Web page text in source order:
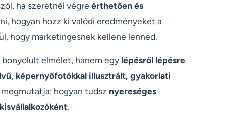
ha szeretnél végre érthetően és
hogyan hozz ki valódi eredményeket a
hogy marketingesnek kellene lenned.
elmélet, hanem egy lépésről lépésre
képernyőfotókkal illusztrált, gyakorlati
megmutatja: hogyan tudsz nyereséges
.